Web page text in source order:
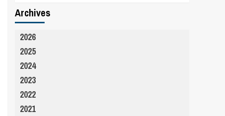
Archives
2026
2025
2024
2023
2022
2021